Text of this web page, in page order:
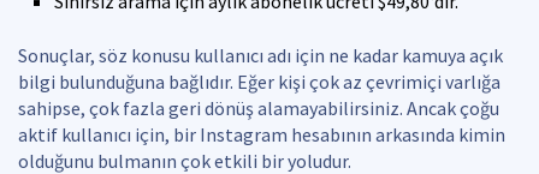
Sonuçlar, söz konusu kullanıcı adı için ne kadar kamuya açık
bilgi bulunduğuna bağlıdır. Eğer kişi çok az çevrimiçi varlığa
sahipse, çok fazla geri dönüş alamayabilirsiniz. Ancak çoğu
aktif kullanıcı için, bir Instagram hesabının arkasında kimin
olduğunu bulmanın çok etkili bir yoludur.